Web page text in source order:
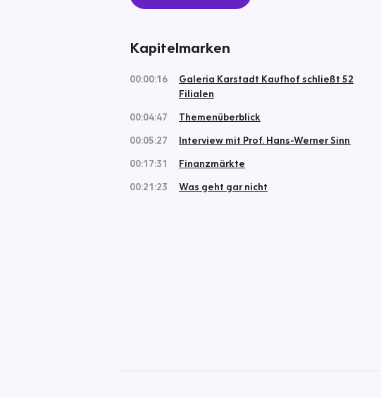
Kapitelmarken
00:00:16
Galeria Karstadt Kaufhof schließt 52
Filialen
00:04:47
Themenüberblick
00:05:27
Interview mit Prof. Hans-Werner Sinn
00:17:31
Finanzmärkte
00:21:23
Was geht gar nicht